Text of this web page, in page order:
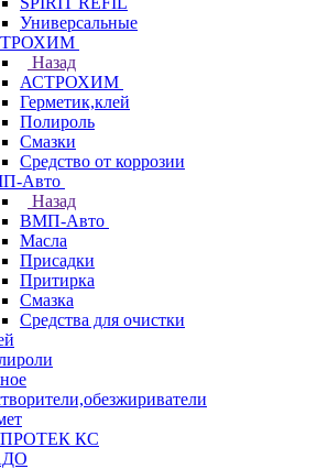
Универсальные
Назад
АСТРОХИМ
Герметик,клей
Полироль
Смазки
Средство от коррозии
Авто
Назад
ВМП-Авто
Масла
Присадки
Притирка
Смазка
Средства для очистки
КС